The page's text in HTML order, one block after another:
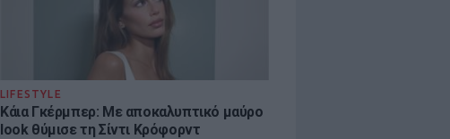
LIFESTYLE
Κάια Γκέρμπερ: Με αποκαλυπτικό μαύρο
look θύμισε τη Σίντι Κρόφορντ